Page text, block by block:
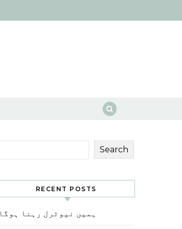
Search
RECENT POSTS
ہمیں نیوٹرل رہنا ہوگا